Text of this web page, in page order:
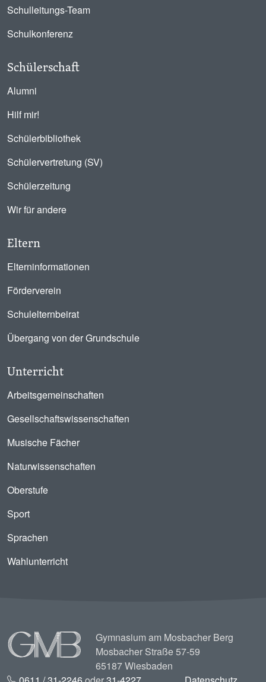
Schulleitungs-Team
Schulkonferenz
Schülerschaft
Alumni
Hilf mir!
Schülerbibliothek
Schülervertretung (SV)
Schülerzeitung
Wir für andere
Eltern
Elterninformationen
Förderverein
Schulelternbeirat
Übergang von der Grundschule
Unterricht
Arbeitsgemeinschaften
Gesellschaftswissenschaften
Musische Fächer
Naturwissenschaften
Oberstufe
Sport
Sprachen
Wahlunterricht
Image
Gymnasium am Mosbacher Berg
Mosbacher Straße 57-59
65187 Wiesbaden